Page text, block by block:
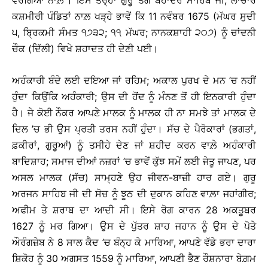
ਕਸ਼ਮੀਰੀ ਪੰਡਿਤਾਂ ਨਾਲ਼ ਖੜ੍ਹੇ ਭਾਵੇਂ ਕਿ 11 ਨਵੰਬਰ 1675 (ਮੱਘਰ ਸੁਦੀ
੫, ਬ੍ਰਿਕਮੀ ਸੰਮਤ ੧੭੩੨; ੧੧ ਮੱਘਰ; ਨਾਨਕਸ਼ਾਹੀ ੨੦੭) ਨੂੰ ਚਾਂਦਨੀ
ਚੌਕ (ਦਿੱਲੀ) ਵਿਖੇ ਸ਼ਹਾਦਤ ਹੀ ਦੇਣੀ ਪਈ।
ਅਹੰਕਾਰੀ ਬੰਦੇ ਲਈ ਦਇਆ ਜਾਂ ਰਹਿਮ; ਅਕਾਲ ਪੁਰਖ ਦੇ ਮਨ ’ਚ ਨਹੀਂ
ਹੁੰਦਾ ਕਿਉਂਕਿ ਅਹੰਕਾਰੀ; ਉਸ ਦੀ ਹੋਂਦ ਨੂੰ ਮੰਨਣ ਤੋਂ ਹੀ ਇਨਕਾਰੀ ਹੁੰਦਾ
ਹੈ। ਜੇ ਕੋਈ ਨੌਕਰ ਆਪਣੇ ਮਾਲਕ ਨੂੰ ਮਾਲਕ ਹੀ ਨਾ ਸਮਝੇ ਤਾਂ ਮਾਲਕ ਦੇ
ਦਿਲ ’ਚ ਭੀ ਉਸ ਪ੍ਰਤੀ ਤਰਸ ਨਹੀਂ ਹੁੰਦਾ। ਸੱਚ ਦੇ ਪੈਰੋਕਾਰਾਂ (ਭਗਤਾਂ,
ਫ਼ਕੀਰਾਂ, ਗੁਰੂਆਂ) ਨੂੰ ਤਸੀਹੇ ਦੇਣ ਜਾਂ ਸ਼ਹੀਦ ਕਰਨ ਵਾਲ਼ੇ ਅਹੰਕਾਰੀ
ਬਾਦਿਸ਼ਾਹ; ਸਮਾਜ ਦੀਆਂ ਨਜ਼ਰਾਂ ’ਚ ਭਾਵੇਂ ਕੁੱਝ ਸਮੇਂ ਲਈ ਜੇਤੂ ਜਾਪਣ, ਪਰ
ਅਸਲ ਮਾਲਕ (ਸੱਚ) ਸਾਮ੍ਹਣੇ ਉਹ ਜੀਵਨ-ਬਾਜ਼ੀ ਹਾਰ ਗਏ। ਗੁਰੂ
ਅਰਜਨ ਸਾਹਿਬ ਜੀ ਦੀ ਸੋਚ ਨੂੰ ਝੂਠ ਦੀ ਦੁਕਾਨ ਕਹਿਣ ਵਾਲ਼ਾ ਜਹਾਂਗੀਰ;
ਅਫੀਮ ਤੇ ਸ਼ਰਾਬ ਦਾ ਆਦੀ ਸੀ। ਇਸੇ ਰੋਗ ਕਾਰਨ 28 ਅਕਤੂਬਰ
1627 ਨੂੰ ਮਰ ਗਿਆ। ਉਸ ਦੇ ਪੁੱਤਰ ਸ਼ਾਹ ਜਹਾਨ ਨੂੰ ਉਸ ਦੇ ਪੋਤੇ
ਔਰੰਗਜ਼ੇਬ ਨੇ 8 ਸਾਲ ਕੈਦ ’ਚ ਬੰਨ੍ਹ ਕੇ ਮਾਰਿਆ, ਆਪਣੇ ਵੱਡੇ ਭਰਾ ਦਾਰਾ
ਸ਼ਿਕੋਹ ਨੂੰ 30 ਅਗਸਤ 1559 ਨੂੰ ਮਾਰਿਆ, ਆਪਣੀ ਭੈਣ ਰੌਸ਼ਨਾਰਾ ਬੇਗ਼ਮ